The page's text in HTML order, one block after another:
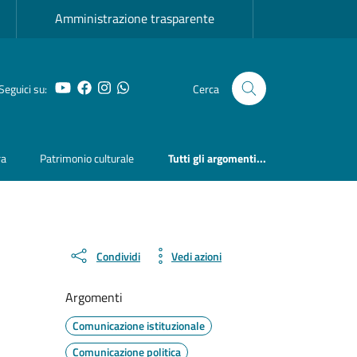
Amministrazione trasparente
su: YouTube
Facebook
Instagram
Whatsapp Cerca
Patrimonio culturale Tutti gli argomenti...
Condividi Vedi azioni
Argomenti
Comunicazione istituzionale
Comunicazione politica